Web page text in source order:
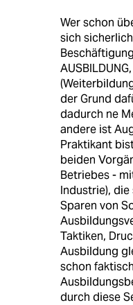
Wer schon
sich
der Grund
dadurch ne
andere ist
Praktikant
beiden
Betriebes -
Industrie),
Sparen von
Taktiken,
Ausbildung
schon
durch diese